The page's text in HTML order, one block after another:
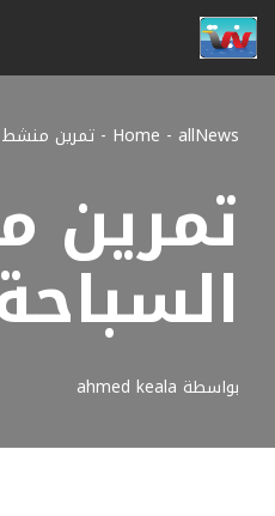
تخطى
المحتوى
Home - allNews
- تمرين منشط
تمرين
بواسطة ahmed keala